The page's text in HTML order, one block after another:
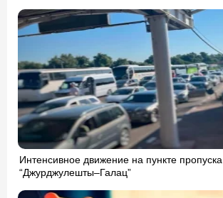
Интенсивное движение на пункте пропуска
“Джурджулешты–Галац”